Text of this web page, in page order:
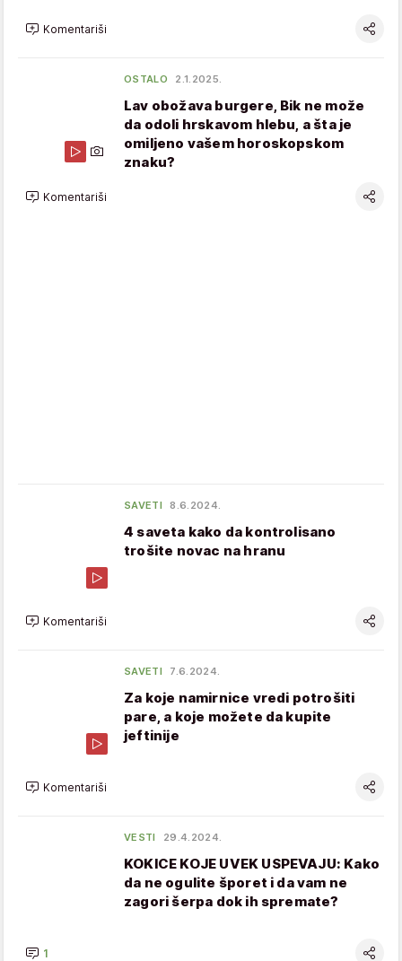
Komentariši
OSTALO 2.1.2025.
Lav obožava burgere, Bik ne može
da odoli hrskavom hlebu, a šta je
omiljeno vašem horoskopskom
znaku?
Komentariši
SAVETI 8.6.2024.
4 saveta kako da kontrolisano
trošite novac na hranu
Komentariši
SAVETI 7.6.2024.
Za koje namirnice vredi potrošiti
pare, a koje možete da kupite
jeftinije
Komentariši
VESTI 29.4.2024.
KOKICE KOJE UVEK USPEVAJU: Kako
da ne ogulite šporet i da vam ne
zagori šerpa dok ih spremate?
1